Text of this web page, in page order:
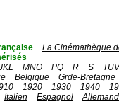
La Cinémathèque
MNO PQ R S
Belgique Grde-Bretagne
1920 1930 1940
Italien Espagnol Allemand